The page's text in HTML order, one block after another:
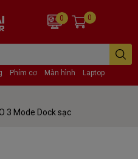
Phím cơ Màn hình Laptop
0 0
3 Mode Dock sạc